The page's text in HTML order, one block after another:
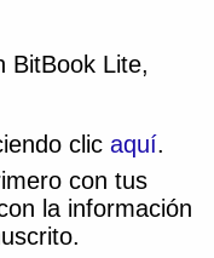
BitBook Lite,
clic aquí.
con tus
la información